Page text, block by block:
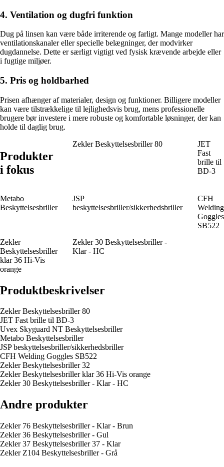
4. Ventilation og dugfri funktion
Dug på linsen kan være både irriterende og farligt. Mange modeller har
ventilationskanaler eller specielle belægninger, der modvirker
dugdannelse. Dette er særligt vigtigt ved fysisk krævende arbejde eller
i fugtige miljøer.
5. Pris og holdbarhed
Prisen afhænger af materialer, design og funktioner. Billigere modeller
kan være tilstrækkelige til lejlighedsvis brug, mens professionelle
brugere bør investere i mere robuste og komfortable løsninger, der kan
holde til daglig brug.
Produkter
i fokus
Zekler Beskyttelsesbriller 80
JET
Fast
brille til
BD-3
Metabo
Beskyttelsesbriller
JSP
beskyttelsesbriller/sikkerhedsbriller
CFH
Welding
Goggles
SB522
Zekler
Beskyttelsesbriller
klar 36 Hi-Vis
orange
Zekler 30 Beskyttelsesbriller -
Klar - HC
Produktbeskrivelser
Zekler Beskyttelsesbriller 80
JET Fast brille til BD-3
Uvex Skyguard NT Beskyttelsesbriller
Metabo Beskyttelsesbriller
JSP beskyttelsesbriller/sikkerhedsbriller
CFH Welding Goggles SB522
Zekler Beskyttelsesbriller 32
Zekler Beskyttelsesbriller klar 36 Hi-Vis orange
Zekler 30 Beskyttelsesbriller - Klar - HC
Andre produkter
Zekler 76 Beskyttelsesbriller - Klar - Brun
Zekler 36 Beskyttelsesbriller - Gul
Zekler 37 Beskyttelsesbriller 37 - Klar
Zekler Z104 Beskyttelsesbriller - Grå